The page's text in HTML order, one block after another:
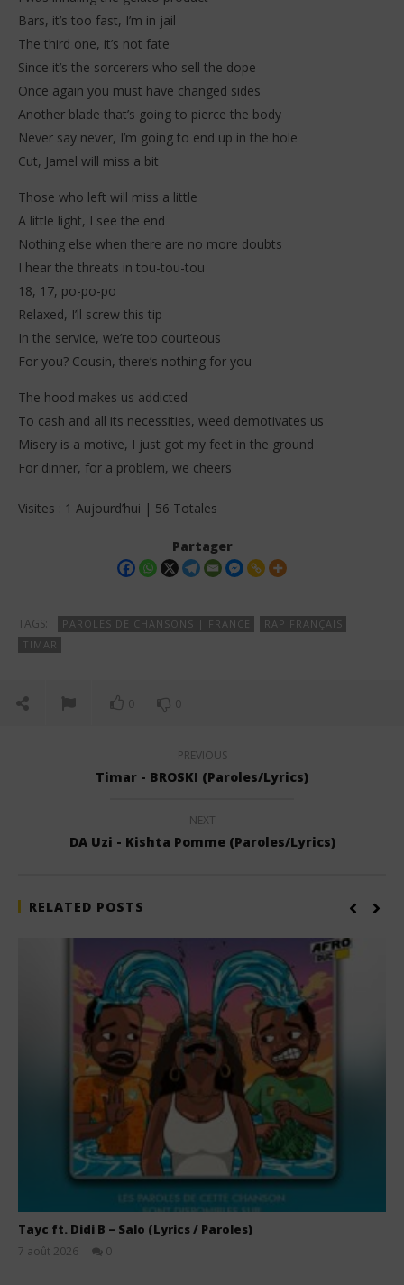
Bars, it’s too fast, I’m in jail
The third one, it’s not fate
Since it’s the sorcerers who sell the dope
Once again you must have changed sides
Another blade that’s going to pierce the body
Never say never, I’m going to end up in the hole
Cut, Jamel will miss a bit
Those who left will miss a little
A little light, I see the end
Nothing else when there are no more doubts
I hear the threats in tou-tou-tou
18, 17, po-po-po
Relaxed, I’ll screw this tip
In the service, we’re too courteous
For you? Cousin, there’s nothing for you
The hood makes us addicted
To cash and all its necessities, weed demotivates us
Misery is a motive, I just got my feet in the ground
For dinner, for a problem, we cheers
Visites : 1 Aujourd’hui | 56 Totales
Partager
TAGS: PAROLES DE CHANSONS | FRANCE
RAP FRANÇAIS
TIMAR
0 0
PREVIOUS
Timar - BROSKI (Paroles/Lyrics)
NEXT
DA Uzi - Kishta Pomme (Paroles/Lyrics)
RELATED POSTS
Tayc ft. Didi B – Salo (Lyrics / Paroles)
7 août 2026
0